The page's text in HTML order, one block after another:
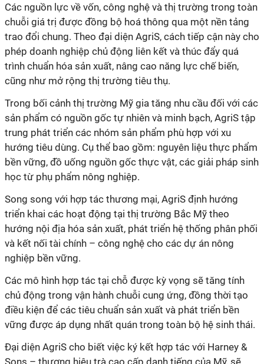
Các nguồn lực về vốn, công nghệ và thị trường trong toàn
chuỗi giá trị được đồng bộ hoá thông qua một nền tảng
trao đổi chung. Theo đại diện AgriS, cách tiếp cận này cho
phép doanh nghiệp chủ động liên kết và thúc đẩy quá
trình chuẩn hóa sản xuất, nâng cao năng lực chế biến,
cũng như mở rộng thị trường tiêu thụ.
Trong bối cảnh thị trường Mỹ gia tăng nhu cầu đối với các
sản phẩm có nguồn gốc tự nhiên và minh bạch, AgriS tập
trung phát triển các nhóm sản phẩm phù hợp với xu
hướng tiêu dùng. Cụ thể bao gồm: nguyên liệu thực phẩm
bền vững, đồ uống nguồn gốc thực vật, các giải pháp sinh
học từ phụ phẩm nông nghiệp.
Song song với hợp tác thương mại, AgriS định hướng
triển khai các hoạt động tại thị trường Bắc Mỹ theo
hướng nội địa hóa sản xuất, phát triển hệ thống phân phối
và kết nối tài chính – công nghệ cho các dự án nông
nghiệp bền vững.
Các mô hình hợp tác tại chỗ được kỳ vọng sẽ tăng tính
chủ động trong vận hành chuỗi cung ứng, đồng thời tạo
điều kiện để các tiêu chuẩn sản xuất và phát triển bền
vững được áp dụng nhất quán trong toàn bộ hệ sinh thái.
Đại diện AgriS cho biết việc ký kết hợp tác với Harney &
Sons – thương hiệu trà cao cấp danh tiếng của Mỹ, sẽ